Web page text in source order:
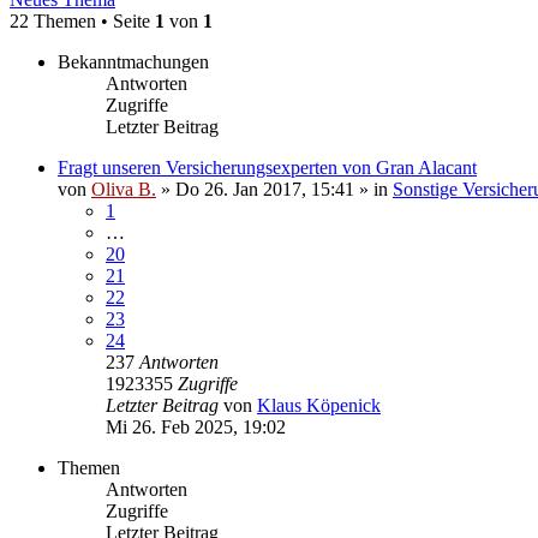
22 Themen • Seite 1 von 1
Bekanntmachungen
Antworten
Zugriffe
Letzter Beitrag
Fragt unseren Versicherungsexperten von Gran Alacant
von Oliva B. » Do 26. Jan 2017, 15:41 » in Sonstige
1
…
20
21
22
23
24
237 Antworten
1923355 Zugriffe
Letzter Beitrag von Klaus Köpenick
Mi 26. Feb 2025, 19:02
Themen
Antworten
Zugriffe
Letzter Beitrag